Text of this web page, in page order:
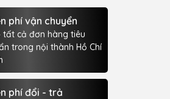
phí vận chuyển
tất cả đơn hàng tiêu
trong nội thành Hồ Chí
phí đổi - trả